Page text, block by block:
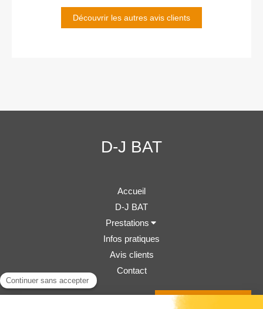
Découvrir les autres avis clients
D-J BAT
Accueil
D-J BAT
Prestations
Infos pratiques
Avis clients
Contact
Demander un devis